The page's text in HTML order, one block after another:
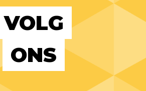
VOLG
ONS